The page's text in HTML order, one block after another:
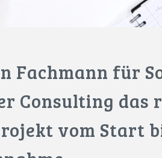
Fachmann für
Consulting das
vom Start